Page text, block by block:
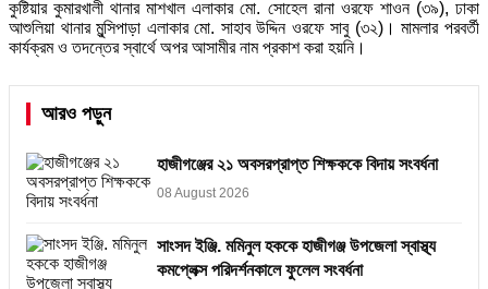
কুষ্টিয়ার কুমারখালী থানার মাশখাল এলাকার মো. সোহেল রানা ওরফে শাওন (৩৯), ঢাকা
আশুলিয়া থানার মুন্সিপাড়া এলাকার মো. সাহাব উদ্দিন ওরফে সাবু (৩২)‌। মামলার পরবর্তী
কার্যক্রম ও তদন্তের স্বার্থে অপর আসামীর নাম প্রকাশ করা হয়নি।
আরও পড়ুন
হাজীগঞ্জের ২১ অবসরপ্রাপ্ত শিক্ষককে বিদায় সংবর্ধনা
08 August 2026
সাংসদ ইঞ্জি. মমিনুল হককে হাজীগঞ্জ উপজেলা স্বাস্থ্য
কমপ্লেক্স পরিদর্শনকালে ফুলেল সংবর্ধনা